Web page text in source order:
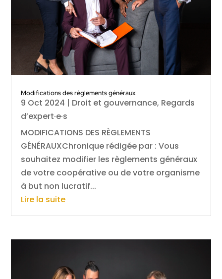
Modifications des règlements généraux
9 Oct 2024 | Droit et gouvernance, Regards
d’expert·e·s
MODIFICATIONS DES RÈGLEMENTS
GÉNÉRAUXChronique rédigée par : Vous
souhaitez modifier les règlements généraux
de votre coopérative ou de votre organisme
à but non lucratif...
Lire la suite